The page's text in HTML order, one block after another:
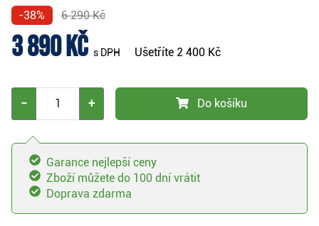
-38% 6 290 Kč
3 890 Kč s DPH Ušetříte 2 400 Kč
− + Do košíku
Garance nejlepší ceny
Zboží můžete do 100 dní vrátit
Doprava zdarma